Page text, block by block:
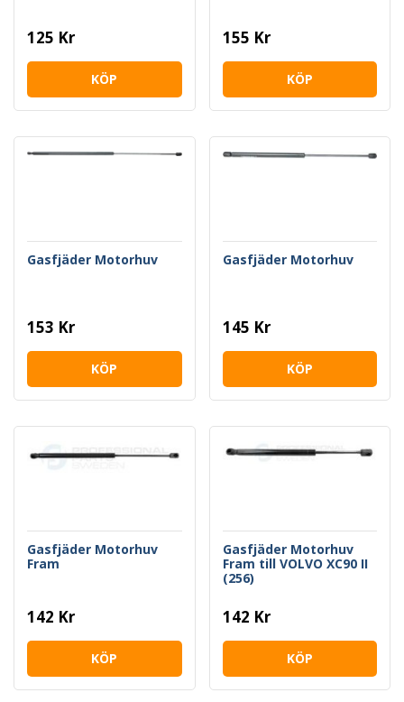
125 Kr
KÖP
155 Kr
KÖP
Gasfjäder Motorhuv
153 Kr
KÖP
Gasfjäder Motorhuv
145 Kr
KÖP
Gasfjäder Motorhuv
Fram
142 Kr
KÖP
Gasfjäder Motorhuv
Fram till VOLVO XC90 II
(256)
142 Kr
KÖP